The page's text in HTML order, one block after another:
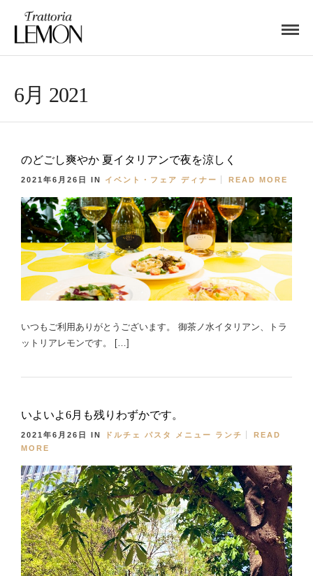
6月 2021
のどごし爽やか 夏イタリアンで夜を涼しく
2021年6月26日 IN イベント・フェア ディナー READ MORE
いつもご利用ありがとうございます。 御茶ノ水イタリアン、トラ
ットリアレモンです。 […]
いよいよ6月も残りわずかです。
2021年6月26日 IN ドルチェ パスタ メニュー ランチ
READ
MORE